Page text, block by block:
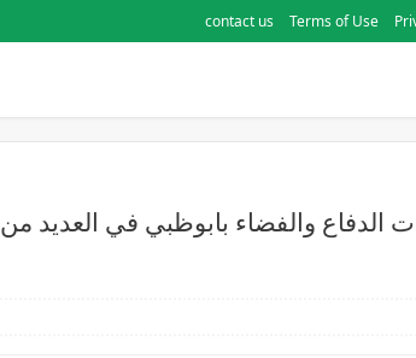
Terms of Use
contact us
والفضاء بابوظبي في العديد من